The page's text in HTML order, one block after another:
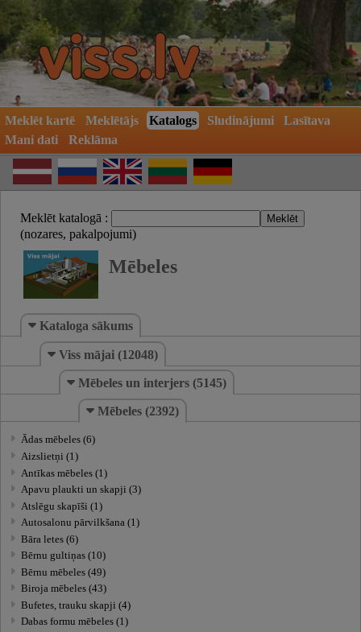
Meklēt kartē Meklētājs Katalogs Sludinājumi
Lasītava
Mani dati
Reklāma
Meklēt katalogā :
(nozares, pakalpojumi)
Mēbeles
Kataloga sākums
Viss mājai (12048)
Mēbeles un interjers (5145)
Mēbeles (2392)
Ādas mēbeles (6)
Aizslietņi (1)
Antīkas mēbeles (1)
Apavu plaukti un skapji (3)
Atslēgu skapīši (1)
Autosalonu pārvilkšana (1)
Bāra letes (6)
Bērnu gultiņas (10)
Bērnu mēbeles (49)
Biroja mēbeles (43)
Bufetes, trauku skapji (4)
Dabas formu mēbeles (1)